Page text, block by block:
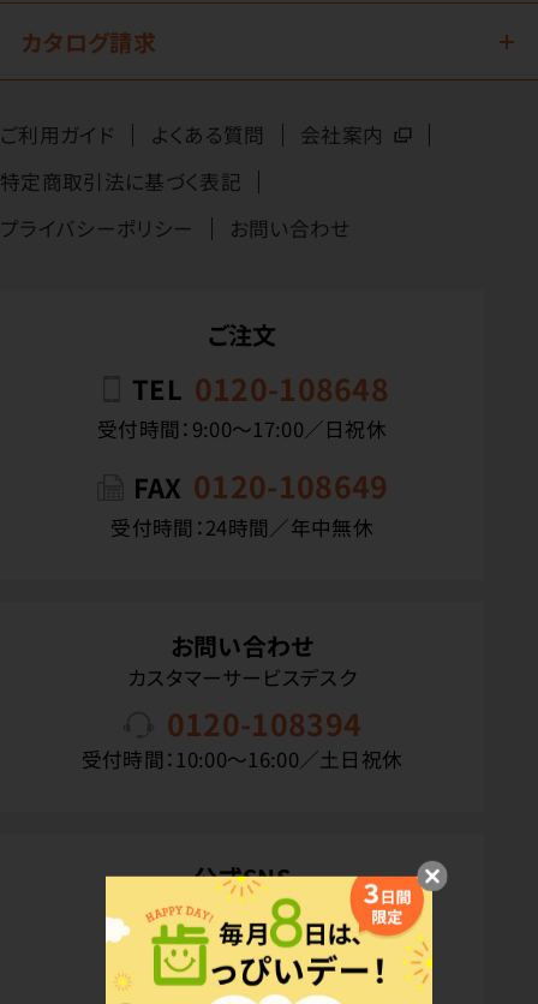
カタログ請求
ご利用ガイド よくある質問
会社案内
特定商取引法に基づく表記
プライバシーポリシー
お問い合わせ
ご注文
TEL 0120-108648
受付時間：9:00〜17:00／日祝休
FAX 0120-108649
受付時間：24時間／年中無休
お問い合わせ
カスタマーサービスデスク
0120-108394
受付時間：10:00〜16:00／土日祝休
公式SNS